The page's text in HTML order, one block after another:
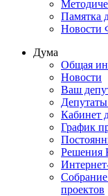
Памятка
Новости
Дума
Общая
Новости
Ваш
Кабинет
График
Решения
проектов